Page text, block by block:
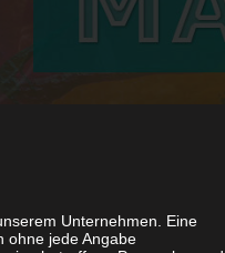
uns. Werde Teil der
Unternehmen. Eine
ohne jede Angabe